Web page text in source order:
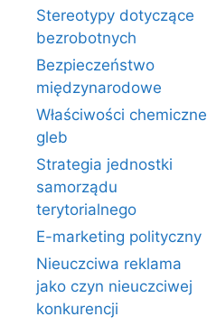
Stereotypy dotyczące
bezrobotnych
Bezpieczeństwo
międzynarodowe
Właściwości chemiczne
gleb
Strategia jednostki
samorządu
terytorialnego
E-marketing polityczny
Nieuczciwa reklama
jako czyn nieuczciwej
konkurencji